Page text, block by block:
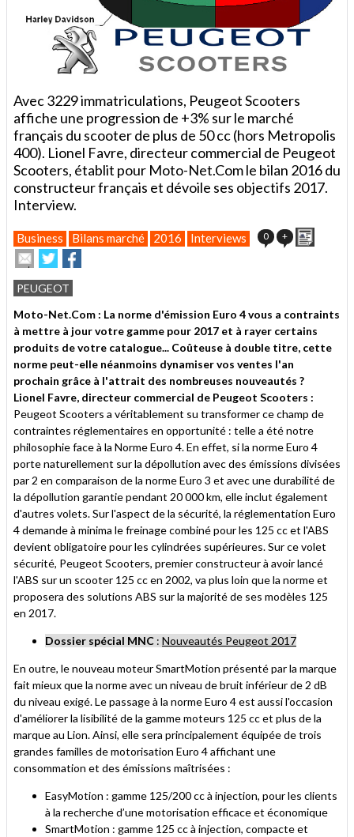
Avec 3229 immatriculations, Peugeot Scooters
affiche une progression de +3% sur le marché
français du scooter de plus de 50 cc (hors Metropolis
400). Lionel Favre, directeur commercial de Peugeot
Scooters, établit pour Moto-Net.Com le bilan 2016 du
constructeur français et dévoile ses objectifs 2017.
Interview.
Business Bilans marché 2016 Interviews 0 +
Envoyer
cet
article
à
un
ami
Partager
sur
Twitter
sur
Facebook
PEUGEOT
Moto-Net.Com : La norme d'émission Euro 4 vous a contraints
à mettre à jour votre gamme pour 2017 et à rayer certains
produits de votre catalogue... Coûteuse à double titre, cette
norme peut-elle néanmoins dynamiser vos ventes l'an
prochain grâce à l'attrait des nombreuses nouveautés ?
Lionel Favre, directeur commercial de Peugeot Scooters :
Peugeot Scooters a véritablement su transformer ce champ de
contraintes réglementaires en opportunité : telle a été notre
philosophie face à la Norme Euro 4. En effet, si la norme Euro 4
porte naturellement sur la dépollution avec des émissions divisées
par 2 en comparaison de la norme Euro 3 et avec une durabilité de
la dépollution garantie pendant 20 000 km, elle inclut également
d'autres volets. Sur l'aspect de la sécurité, la réglementation Euro
4 demande à minima le freinage combiné pour les 125 cc et l'ABS
devient obligatoire pour les cylindrées supérieures. Sur ce volet
sécurité, Peugeot Scooters, premier constructeur à avoir lancé
l'ABS sur un scooter 125 cc en 2002, va plus loin que la norme et
proposera des solutions ABS sur la majorité de ses modèles 125
en 2017.
Dossier spécial MNC : Nouveautés Peugeot 2017
En outre, le nouveau moteur SmartMotion présenté par la marque
fait mieux que la norme avec un niveau de bruit inférieur de 2 dB
du niveau exigé. Le passage à la norme Euro 4 est aussi l'occasion
d'améliorer la lisibilité de la gamme moteurs 125 cc et plus de la
marque au Lion. Ainsi, elle sera principalement équipée de trois
grandes familles de motorisation Euro 4 affichant une
consommation et des émissions maîtrisées :
EasyMotion : gamme 125/200 cc à injection, pour les clients
à la recherche d’une motorisation efficace et économique
SmartMotion : gamme 125 cc à injection, compacte et